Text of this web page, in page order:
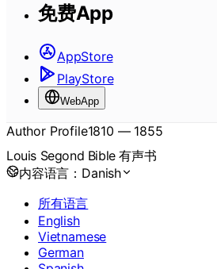
免费App
AppStore
PlayStore
WebApp
Author Profile1810 — 1855
Louis Segond Bible 有声书
内容语言： Danish
所有语言
English
Vietnamese
German